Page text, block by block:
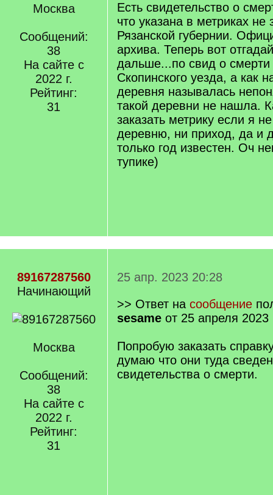
Москва
Сообщений:
38
На сайте с
2022 г.
Рейтинг:
31
Есть свидетельство о
что указана в метриках не
Рязанской губернии.
архива. Теперь вот
дальше...по свид о смерти
Скопинского уезда, а как
деревня называлась
такой деревни не нашла.
заказать метрику если я
деревню, ни приход, да и
только год известен. Оч
тупике)
89167287560
Начинающий
Москва
Сообщений:
38
На сайте с
2022 г.
Рейтинг:
31
25 апр. 2023 20:28
>> Ответ на сообщение
sesame от 25 апреля 2023
Попробую заказать
думаю что они туда
свидетельства о смерти.